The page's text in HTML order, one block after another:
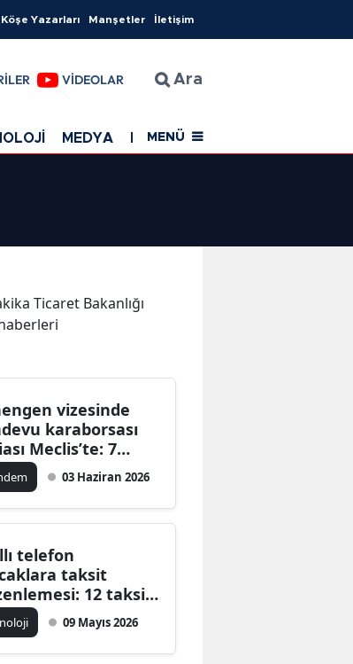
Köşe Yazarları Manşetler İletişim
VİDEOLAR Ara
MEDYA EĞİTİM SAĞLIK
MENÜ
Ticaret Bakanlığı
vizesinde
karaborsası
Meclis’te: 7
incelemeye03 Haziran 2026
telefon
taksit
12 taksit
yükseliyor09 Mayıs 2026